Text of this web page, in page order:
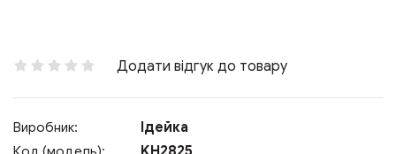
Додати відгук до товару
Виробник: Ідейка